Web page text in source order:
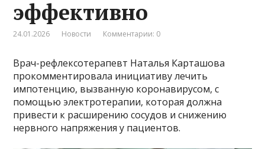
эффективно
24.01.2026 Новости Комментарии: 0
Врач-рефлексотерапевт Наталья Карташова
прокомментировала инициативу лечить
импотенцию, вызванную коронавирусом, с
помощью электротерапии, которая должна
привести к расширению сосудов и снижению
нервного напряжения у пациентов.